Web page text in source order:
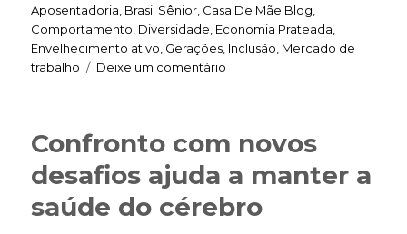
Aposentadoria, Brasil Sênior, Casa De Mãe Blog,
Comportamento, Diversidade, Economia Prateada,
Envelhecimento ativo, Gerações, Inclusão, Mercado de
trabalho
Deixe um comentário
prazo
validade
Confronto com novos
desafios ajuda a manter a
saúde do cérebro